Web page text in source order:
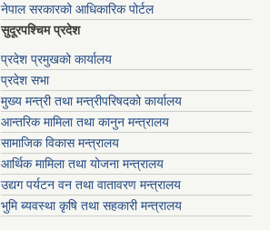
नेपाल सरकारको आधिकारिक पोर्टल
सुदूरपश्चिम प्रदेश
प्रदेश प्रमुखको कार्यालय
प्रदेश सभा
मुख्य मन्त्री तथा मन्त्रीपरिषदको कार्यालय
आन्तरिक मामिला तथा कानुन मन्त्रालय
सामाजिक विकास मन्त्रालय
आर्थिक मामिला तथा योजना मन्त्रालय
उद्यग पर्यटन वन तथा वातावरण मन्त्रालय
भुमि ब्यवस्था कृषि तथा सहकारी मन्त्रालय